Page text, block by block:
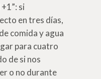
si
en tres días,
comida y agua
para cuatro
de si nos
o no durante